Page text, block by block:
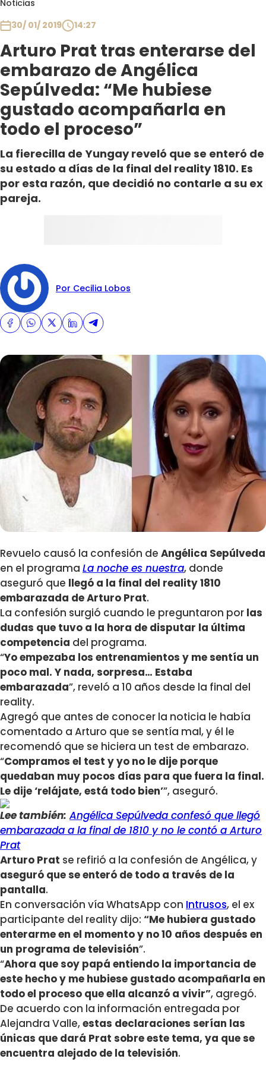
Noticias
30/ 01/ 2019
14:27
Arturo Prat tras enterarse del
embarazo de Angélica
Sepúlveda: “Me hubiese
gustado acompañarla en
todo el proceso”
La fierecilla de Yungay reveló que se enteró de
su estado a días de la final del reality 1810. Es
por esta razón, que decidió no contarle a su ex
pareja.
Por Cecilia Lobos
Revuelo causó la confesión de Angélica Sepúlveda
en el programa La noche es nuestra, donde
aseguró que llegó a la final del reality 1810
embarazada de Arturo Prat.
La confesión surgió cuando le preguntaron por las
dudas que tuvo a la hora de disputar la última
competencia del programa.
“Yo empezaba los entrenamientos y me sentía un
poco mal. Y nada, sorpresa… Estaba
embarazada”, reveló a 10 años desde la final del
reality.
Agregó que antes de conocer la noticia le había
comentado a Arturo que se sentía mal, y él le
recomendó que se hiciera un test de embarazo.
“Compramos el test y yo no le dije porque
quedaban muy pocos días para que fuera la final.
Le dije ‘relájate, está todo bien’”, aseguró.
Lee también: Angélica Sepúlveda confesó que llegó
embarazada a la final de 1810 y no le contó a Arturo
Prat
Arturo Prat se refirió a la confesión de Angélica, y
aseguró que se enteró de todo a través de la
pantalla.
En conversación vía WhatsApp con Intrusos, el ex
participante del reality dijo: “Me hubiera gustado
enterarme en el momento y no 10 años después en
un programa de televisión”.
“Ahora que soy papá entiendo la importancia de
este hecho y me hubiese gustado acompañarla en
todo el proceso que ella alcanzó a vivir”, agregó.
De acuerdo con la información entregada por
Alejandra Valle,estas declaraciones serían las
únicas que dará Prat sobre este tema, ya que se
encuentra alejado de la televisión.
Club De La Comedia
Contigo en Directo
Plan Perfecto
El Tiempo
Sabingo
Todos Los Programas